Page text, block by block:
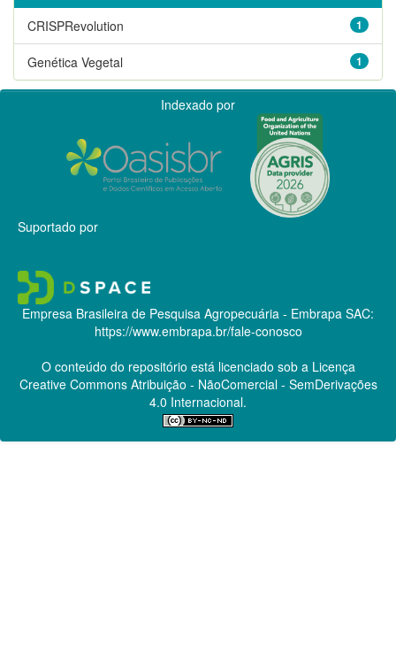
1
CRISPRevolution
1
Genética Vegetal
Indexado por
Suportado por
Empresa Brasileira de Pesquisa Agropecuária - Embrapa SAC:
https://www.embrapa.br/fale-conosco
O conteúdo do repositório está licenciado sob a Licença
Creative CommonsAtribuição - NãoComercial - SemDerivações
4.0 Internacional.